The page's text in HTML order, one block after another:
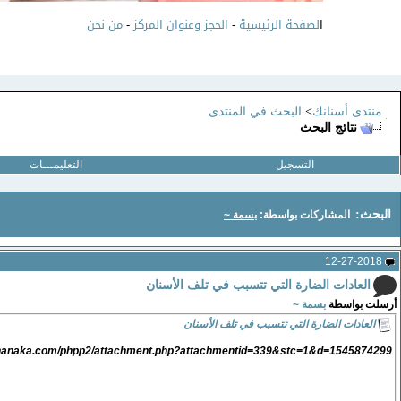
الصفحة الرئيسية - الحجز وعنوان المركز-من نحن
منتدى أسنانك> البحث في المنتدى
نتائج البحث
التسجيل التعليمـــات
البحث: المشاركات بواسطة: بسمة ~
العادات الضارة التي تتسبب في تلف الأسنان
أرسلت بواسطة بسمة ~
العادات الضارة التي تتسبب في تلف الأسنان
phpp2/attachment.php?attachmentid=339&stc=1&d=1545874299